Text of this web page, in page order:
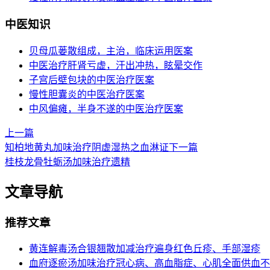
中医知识
贝母瓜蒌散组成，主治，临床运用医案
中医治疗肝肾亏虚，汗出冲热，眩晕交作
子宫后壁包块的中医治疗医案
慢性胆囊炎的中医治疗医案
中风偏瘫，半身不遂的中医治疗医案
上一篇
知柏地黄丸加味治疗阴虚湿热之血淋证下一篇
桂枝龙骨牡蛎汤加味治疗遗精
文章导航
推荐文章
黄连解毒汤合银翘散加减治疗遍身红色丘疹、手部湿疹
血府逐瘀汤加味治疗冠心病、高血脂症、心肌全面供血